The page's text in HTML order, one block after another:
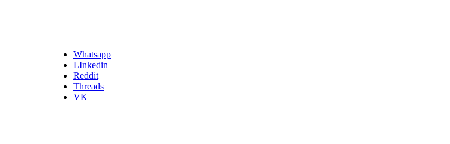
Whatsapp
LInkedin
Reddit
Threads
VK